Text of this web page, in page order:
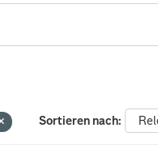
Sortieren nach